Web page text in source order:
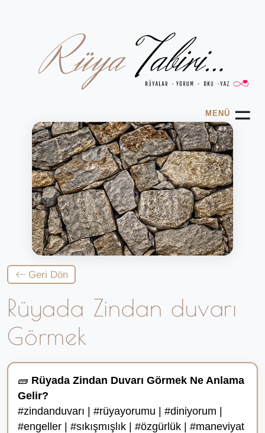
MENÜ ☰
Geri Dön
Rüyada Zindan duvarı
Görmek
🧱 Rüyada Zindan Duvarı Görmek Ne Anlama
Gelir?
#zindanduvarı | #rüyayorumu | #diniyorum |
#engeller | #sıkışmışlık | #özgürlük | #maneviyat